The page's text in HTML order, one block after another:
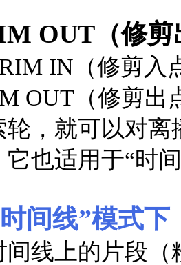
OUT（修剪
IN（修剪入
OUT（修剪出
轮，就可以对
它也适用于“时
间线”模式下
间线上的片段（